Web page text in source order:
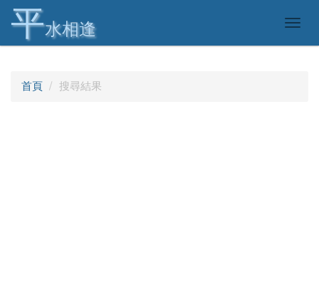
平水相逢
首頁 搜尋結果